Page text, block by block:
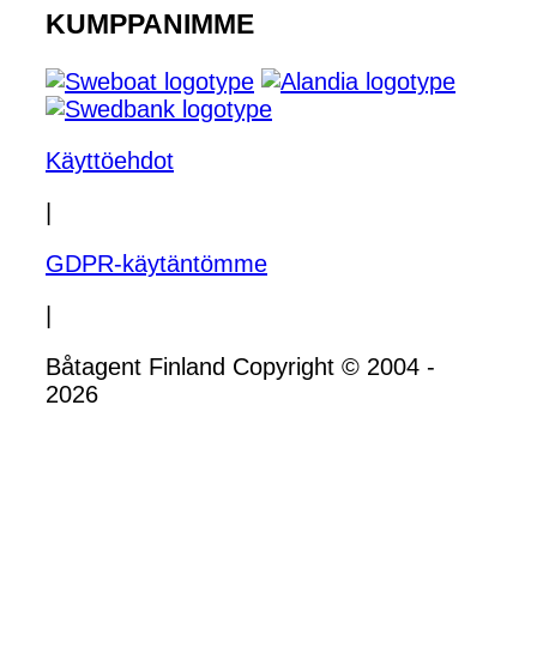
KUMPPANIMME
Käyttöehdot
GDPR-käytäntömme
Båtagent Finland Copyright © 2004 -
2026